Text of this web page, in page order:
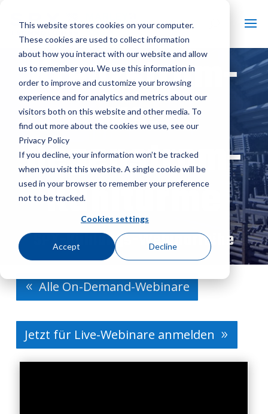
This website stores cookies on your computer.
These cookies are used to collect information
about how you interact with our website and allow
us to remember you. We use this information in
order to improve and customize your browsing
experience and for analytics and metrics about our
visitors both on this website and other media. To
find out more about the cookies we use, see our
Privacy Policy
If you decline, your information won’t be tracked
when you visit this website. A single cookie will be
used in your browser to remember your preference
not to be tracked.
Cookies settings
Accept Decline
Kreuzstrom-
vs.
Gegenstrom-
Kühltürme
SPX-Kühlungs-Webinarreihe
Alle On-Demand-Webinare
Jetzt für Live-Webinare anmelden